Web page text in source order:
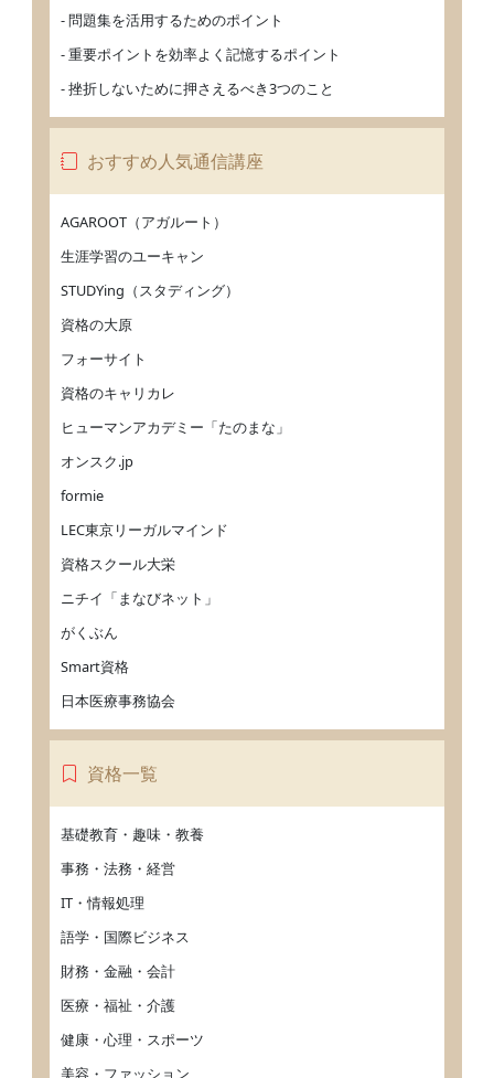
- 問題集を活用するためのポイント
- 重要ポイントを効率よく記憶するポイント
- 挫折しないために押さえるべき3つのこと
おすすめ人気通信講座
AGAROOT（アガルート）
生涯学習のユーキャン
STUDYing（スタディング）
資格の大原
フォーサイト
資格のキャリカレ
ヒューマンアカデミー「たのまな」
オンスク.jp
formie
LEC東京リーガルマインド
資格スクール大栄
ニチイ「まなびネット」
がくぶん
Smart資格
日本医療事務協会
資格一覧
基礎教育・趣味・教養
事務・法務・経営
IT・情報処理
語学・国際ビジネス
財務・金融・会計
医療・福祉・介護
健康・心理・スポーツ
美容・ファッション